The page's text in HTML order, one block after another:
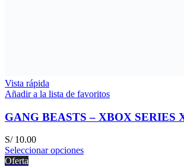
Vista rápida
Añadir a la lista de favoritos
GANG BEASTS – XBOX SERIES
S/10.00
Seleccionar opciones
Oferta